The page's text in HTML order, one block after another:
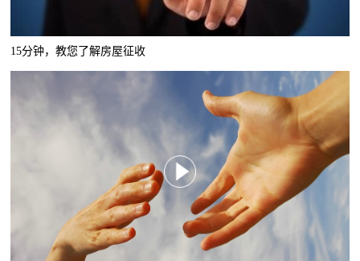
15分钟，教您了解房屋征收